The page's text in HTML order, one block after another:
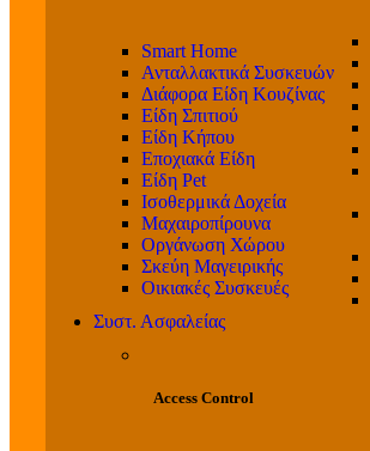
Smart Home
Ανταλλακτικά Συσκευών
Διάφορα Είδη Κουζίνας
Είδη Σπιτιού
Είδη Κήπου
Εποχιακά Είδη
Είδη Pet
Ισοθερμικά Δοχεία
Μαχαιροπίρουνα
Οργάνωση Χώρου
Σκεύη Μαγειρικής
Οικιακές Συσκευές
Συστ. Ασφαλείας
Access Control